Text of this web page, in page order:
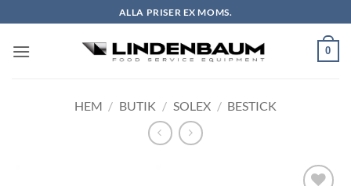
to
content
ALLA PRISER EX MOMS.
0
HEM / BUTIK / SOLEX / BESTICK